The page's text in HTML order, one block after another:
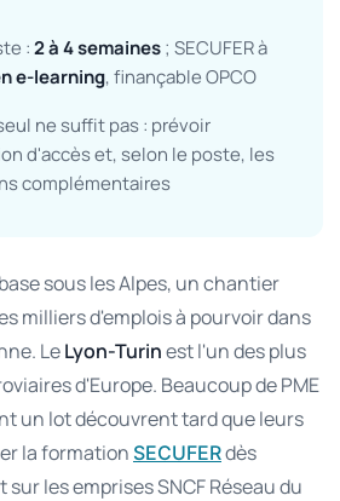
:2 à 4 semaines; SECUFER à
e-learning, finançable OPCO
ne suffit pas : prévoir
d'accès et, selon le poste, les
complémentaires
sous les Alpes, un chantier
milliers d'emplois à pourvoir dans
LeLyon-Turinest l'un des plus
d'Europe. Beaucoup de PME
un lot découvrent tard que leurs
la formation SECUFERdès
les emprises SNCF Réseau du